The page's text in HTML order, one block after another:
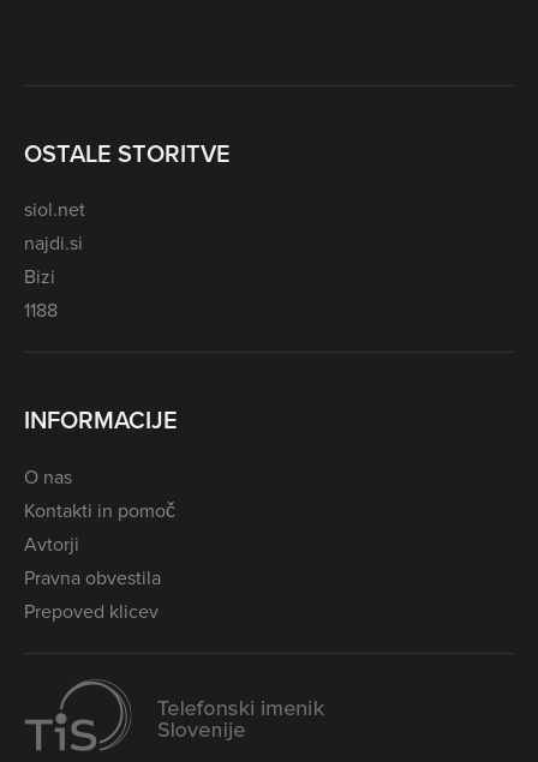
OSTALE STORITVE
siol.net
najdi.si
Bizi
1188
INFORMACIJE
O nas
Kontakti in pomoč
Avtorji
Pravna obvestila
Prepoved klicev